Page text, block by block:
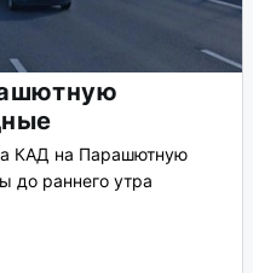
КАД на Парашютную
до раннего утра